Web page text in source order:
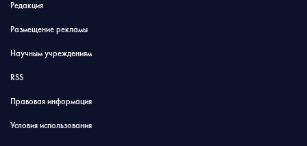
Редакция
Размещение рекламы
Научным учреждениям
RSS
Правовая информация
Условия использования